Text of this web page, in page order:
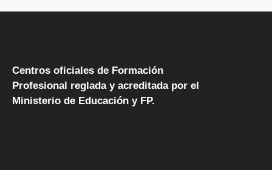
Centros oficiales de Formación
Profesional reglada y acreditada por el
Ministerio de Educación y FP.